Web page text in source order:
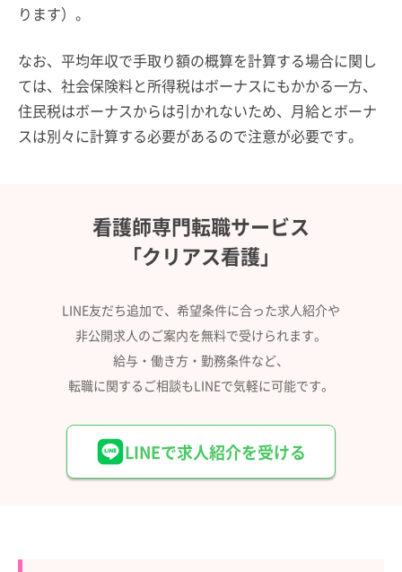
ります）。
なお、平均年収で手取り額の概算を計算する場合に関し
ては、社会保険料と所得税はボーナスにもかかる一方、
住民税はボーナスからは引かれないため、月給とボーナ
スは別々に計算する必要があるので注意が必要です。
看護師専門転職サービス
「クリアス看護」
LINE友だち追加で、希望条件に合った求人紹介や
非公開求人のご案内を無料で受けられます。
給与・働き方・勤務条件など、
転職に関するご相談もLINEで気軽に可能です。
LINEで求人紹介を受ける